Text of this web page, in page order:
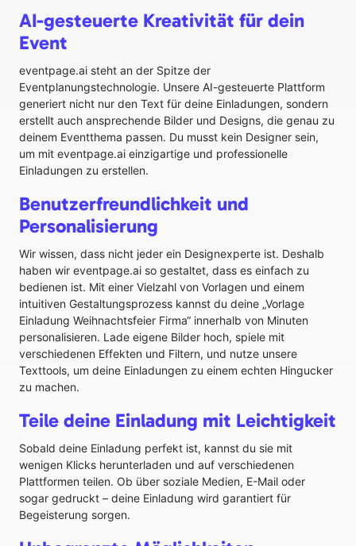
AI-gesteuerte Kreativität für dein
Event
eventpage.ai steht an der Spitze der
Eventplanungstechnologie. Unsere AI-gesteuerte Plattform
generiert nicht nur den Text für deine Einladungen, sondern
erstellt auch ansprechende Bilder und Designs, die genau zu
deinem Eventthema passen. Du musst kein Designer sein,
um mit eventpage.ai einzigartige und professionelle
Einladungen zu erstellen.
Benutzerfreundlichkeit und
Personalisierung
Wir wissen, dass nicht jeder ein Designexperte ist. Deshalb
haben wir eventpage.ai so gestaltet, dass es einfach zu
bedienen ist. Mit einer Vielzahl von Vorlagen und einem
intuitiven Gestaltungsprozess kannst du deine „Vorlage
Einladung Weihnachtsfeier Firma“ innerhalb von Minuten
personalisieren. Lade eigene Bilder hoch, spiele mit
verschiedenen Effekten und Filtern, und nutze unsere
Texttools, um deine Einladungen zu einem echten Hingucker
zu machen.
Teile deine Einladung mit Leichtigkeit
Sobald deine Einladung perfekt ist, kannst du sie mit
wenigen Klicks herunterladen und auf verschiedenen
Plattformen teilen. Ob über soziale Medien, E-Mail oder
sogar gedruckt – deine Einladung wird garantiert für
Begeisterung sorgen.